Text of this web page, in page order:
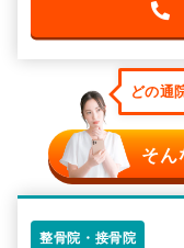
どの通
そん
整骨院・接骨院